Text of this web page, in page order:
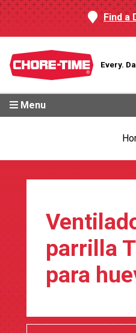
Find a
Every.
Menu
parrilla
para